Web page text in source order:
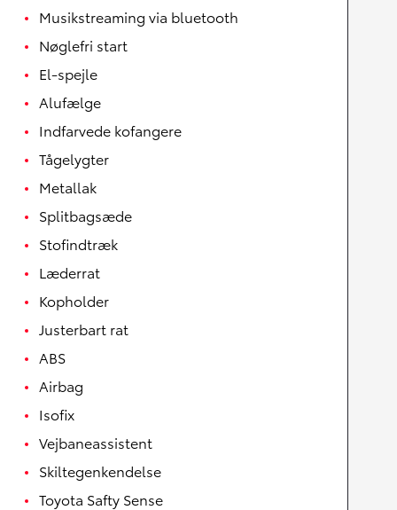
Musikstreaming via bluetooth
Nøglefri start
El-spejle
Alufælge
Indfarvede kofangere
Tågelygter
Metallak
Splitbagsæde
Stofindtræk
Læderrat
Kopholder
Justerbart rat
ABS
Airbag
Isofix
Vejbaneassistent
Skiltegenkendelse
Toyota Safty Sense